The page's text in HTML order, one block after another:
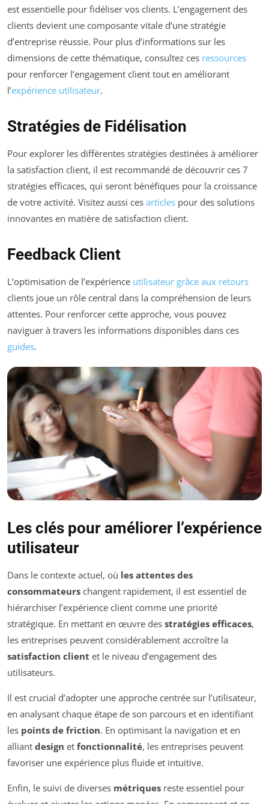
est essentielle pour fidéliser vos clients. L’engagement des
clients devient une composante vitale d’une stratégie
d’entreprise réussie. Pour plus d’informations sur les
dimensions de cette thématique, consultez ces ressources
pour renforcer l’engagement client tout en améliorant
l’expérience utilisateur.
Stratégies de Fidélisation
Pour explorer les différentes stratégies destinées à améliorer
la satisfaction client, il est recommandé de découvrir ces 7
stratégies efficaces, qui seront bénéfiques pour la croissance
de votre activité. Visitez aussi ces articles pour des solutions
innovantes en matière de satisfaction client.
Feedback Client
L’optimisation de l’expérience utilisateur grâce aux retours
clients joue un rôle central dans la compréhension de leurs
attentes. Pour renforcer cette approche, vous pouvez
naviguer à travers les informations disponibles dans ces
guides.
Les clés pour améliorer l’expérience
utilisateur
Dans le contexte actuel, où les attentes des
consommateurs changent rapidement, il est essentiel de
hiérarchiser l’expérience client comme une priorité
stratégique. En mettant en œuvre des stratégies efficaces,
les entreprises peuvent considérablement accroître la
satisfaction client et le niveau d’engagement des
utilisateurs.
Il est crucial d’adopter une approche centrée sur l’utilisateur,
en analysant chaque étape de son parcours et en identifiant
les points de friction. En optimisant la navigation et en
alliant design et fonctionnalité, les entreprises peuvent
favoriser une expérience plus fluide et intuitive.
Enfin, le suivi de diverses métriques reste essentiel pour